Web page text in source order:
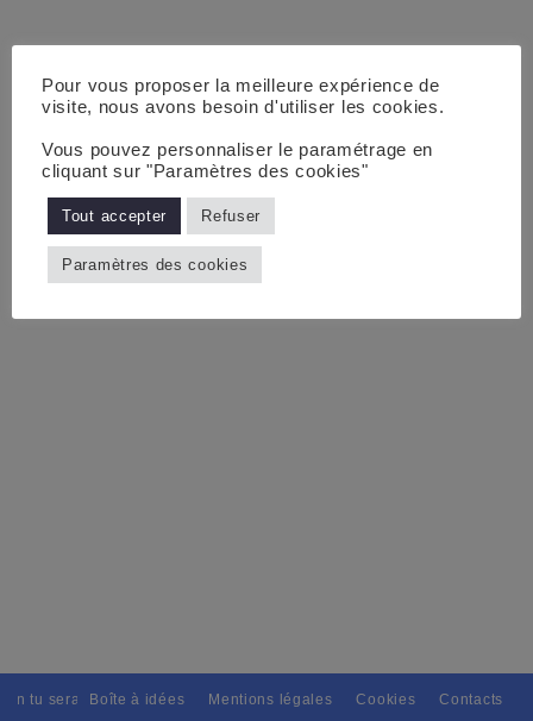
tu seras, Pour tous avec discernement. // L'amitié tu
Boîte à idées Mentions légales Cookies Contacts
Pour vous proposer la meilleure expérience de
visite, nous avons besoin d'utiliser les cookies.
Vous pouvez personnaliser le paramétrage en
cliquant sur "Paramètres des cookies"
Tout accepter Refuser
Paramètres des cookies